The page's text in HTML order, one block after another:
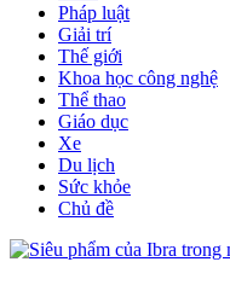
Pháp luật
Giải trí
Thế giới
Khoa học công nghệ
Thể thao
Giáo dục
Xe
Du lịch
Sức khỏe
Chủ đề